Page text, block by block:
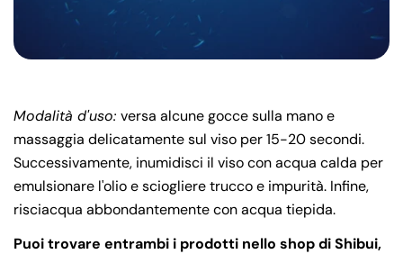
Modalità d'uso: versa alcune gocce sulla mano e
massaggia delicatamente sul viso per 15-20 secondi.
Successivamente, inumidisci il viso con acqua calda per
emulsionare l'olio e sciogliere trucco e impurità. Infine,
risciacqua abbondantemente con acqua tiepida.
Puoi trovare entrambi i prodotti nello shop di Shibui,